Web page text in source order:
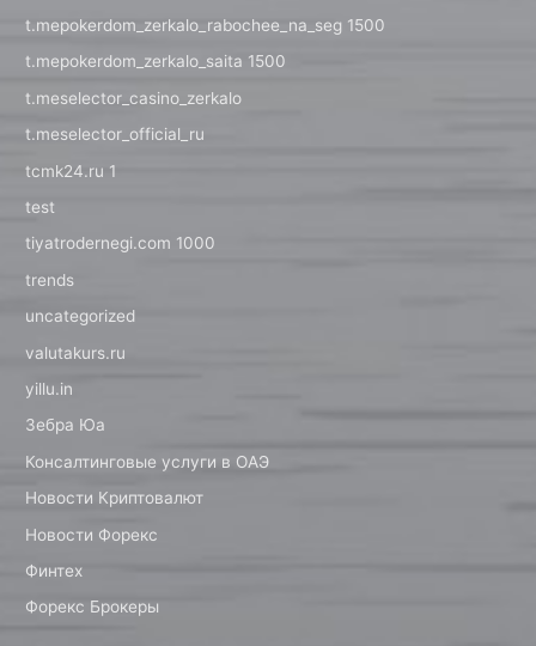
t.mepokerdom_zerkalo_rabochee_na_seg 1500
t.mepokerdom_zerkalo_saita 1500
t.meselector_casino_zerkalo
t.meselector_official_ru
tcmk24.ru 1
test
tiyatrodernegi.com 1000
trends
uncategorized
valutakurs.ru
yillu.in
Зебра Юа
Консалтинговые услуги в ОАЭ
Новости Криптовалют
Новости Форекс
Финтех
Форекс Брокеры